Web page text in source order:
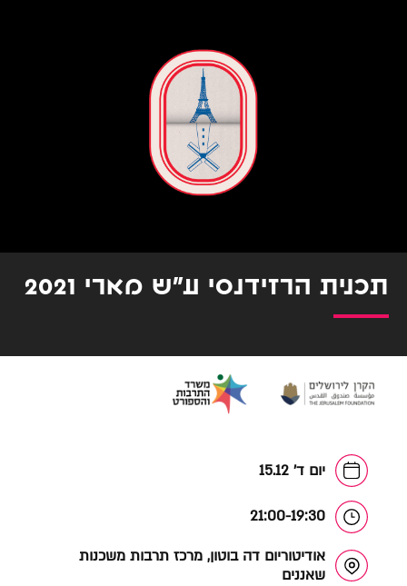
תכנית הרזידנסי ע"ש מארי 2021
יום ד' 15.12
21:00-19:30
אודיטוריום דה בוטון, מרכז תרבות משכנות
שאננים